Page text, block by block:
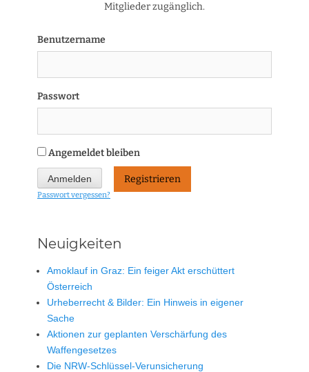
Mitglieder zugänglich.
Benutzername
Passwort
Angemeldet bleiben
Registrieren
Passwort vergessen?
Neuigkeiten
Amoklauf in Graz: Ein feiger Akt erschüttert
Österreich
Urheberrecht & Bilder: Ein Hinweis in eigener
Sache
Aktionen zur geplanten Verschärfung des
Waffengesetzes
Die NRW-Schlüssel-Verunsicherung